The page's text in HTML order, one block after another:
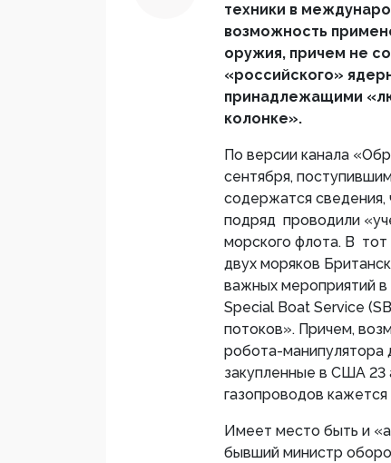
техники в
возможность
оружия, причем не
«российского»
принадлежащими
колонке».
По версии канала
сентября,
содержатся сведения,
подряд проводили
морского флота. В
двух моряков
важных мероприятий
Special Boat Service
потоков». Причем,
робота-манипулятора
закупленные в США 23
газопроводов
Имеет место быть и
бывший министр